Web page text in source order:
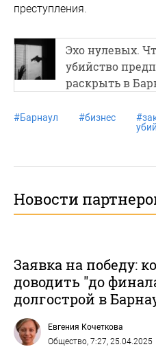
преступления.
Эхо нулевых.
убийство
раскрыть в
#Барнаул #бизнес #
Новости
Заявка на победу:
доводить "до
долгострой в
Евгения Кочеткова
Общество , 7:27, 25.04.2025